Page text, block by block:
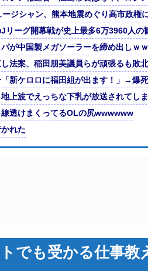
なかった」（画
ルを開催してし
いというか“思
きすぎるｗｗｗ
】 NEW!
中の日本人の
人
【画像】顔100
「洋画に日本版
【悲報】職場で
Powered by
ージシャン、熊本地震めぐり高市政
Jリーグ開幕戦が史上最多6万3960人
が中国製メガソーラーを締め出しｗ
法案、稲田朋美議員らが頑張るも敗
「新ケロロに福田組が出ます！」→
地上波でえっちな下乳が放送されてし
透けまくってるOLの尻wwwwww
れた
でも受かる仕事教